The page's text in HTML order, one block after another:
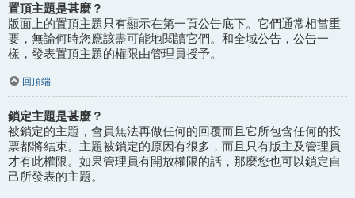
置頂主題是甚麼？
版面上的置頂主題只有顯示在第一頁公告底下。它們通常相當重
要，無論何時您應該盡可能地閱讀它們。和全域公告，公告一
樣，發表置頂主題的權限由管理員授予。
回頂端
鎖定主題是甚麼？
被鎖定的主題，會員無法再做任何的回覆而且它所包含任何的投
票都將結束。主題被鎖定的原因有很多，而且只有版主及管理員
才有此權限。如果管理員有開放權限的話，那麼您也可以鎖定自
己所發表的主題。